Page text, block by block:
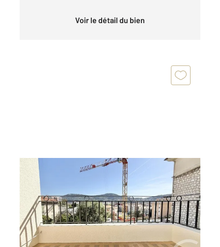
Voir le détail du bien
NICE 06
70,98 m
Ref : 2253
Appartement F4 à vendre
479 000 €